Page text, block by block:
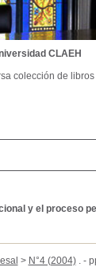
y el proceso
> N°4 (2004). -
CLAEH
colección de